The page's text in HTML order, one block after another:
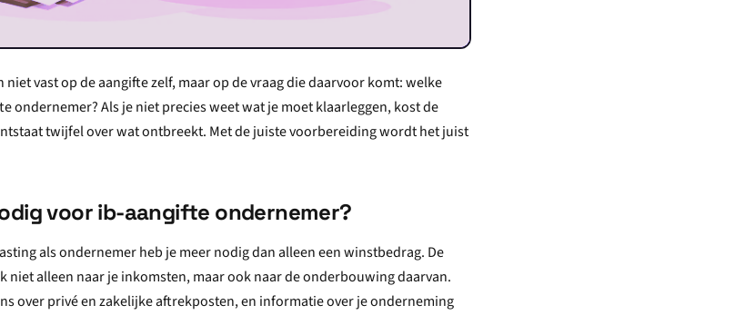
vast op de aangifte zelf, maar op de vraag die daarvoor komt: welke
ondernemer? Als je niet precies weet wat je moet klaarleggen, kost de
twijfel over wat ontbreekt. Met de juiste voorbereiding wordt het juist
voor ib-aangifte ondernemer?
als ondernemer heb je meer nodig dan alleen een winstbedrag. De
niet alleen naar je inkomsten, maar ook naar de onderbouwing daarvan.
over privé en zakelijke aftrekposten, en informatie over je onderneming